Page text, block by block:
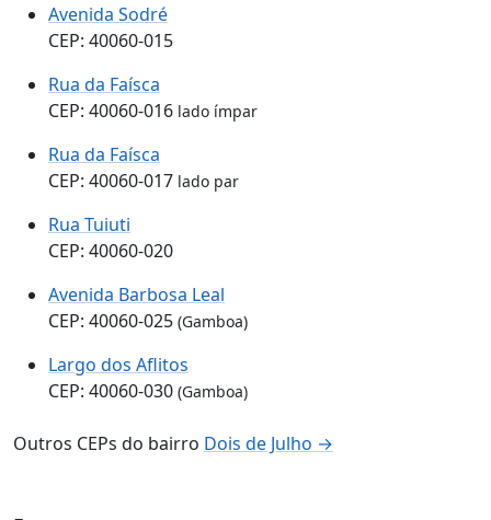
Avenida Sodré
CEP: 40060-015
Rua da Faísca
CEP: 40060-016 lado ímpar
Rua da Faísca
CEP: 40060-017 lado par
Rua Tuiuti
CEP: 40060-020
Avenida Barbosa Leal
CEP: 40060-025 (Gamboa)
Largo dos Aflitos
CEP: 40060-030 (Gamboa)
Outros CEPs do bairro Dois de Julho →